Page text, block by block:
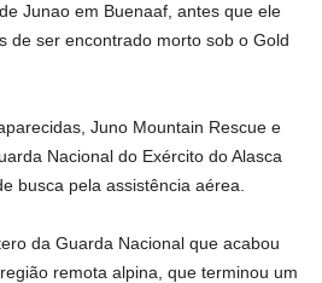
Junao em Buenaaf, antes que ele
de ser encontrado morto sob o Gold
Juno Mountain Rescue e
Nacional do Exército do Alasca
busca pela assistência aérea.
da Guarda Nacional que acabou
remota alpina, que terminou um